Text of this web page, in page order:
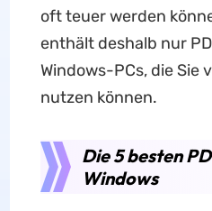
oft teuer werden
enthält deshalb nur
Windows-PCs, die Sie
nutzen können.
Die 5 besten
Windows